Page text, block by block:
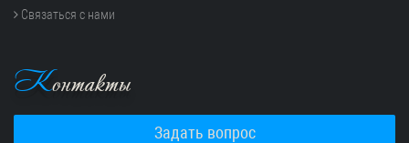
Связаться с нами
Контакты
Задать вопрос